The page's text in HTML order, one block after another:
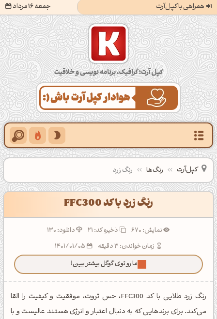
همراهی با کپل‌آرت جمعه 16 مرداد کپل‌آرت؛ گرافیک، برنامه‌نویسی و خلاقیت
کپل‌آرت رنگ‌ها رنگ زرد
رنگ زرد با کد FFC300
نمایش: 670 ذخیره کد:21
دانلود: 130
زمان خواندن: 3 دقیقه
ما رو توی گوگل بیشتر ببین!
رنگ زرد طلایی با کد FFC300، حس ثروت، موفقیت و کیفیت را القا
می‌کند. برای برندهایی که به دنبال اعتبار و انرژی هستند عالیست و با